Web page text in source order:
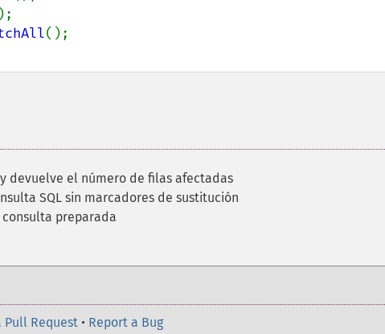
devuelve el número de filas afectadas
SQL sin marcadores de sustitución
consulta preparada
Pull Request • Report a Bug